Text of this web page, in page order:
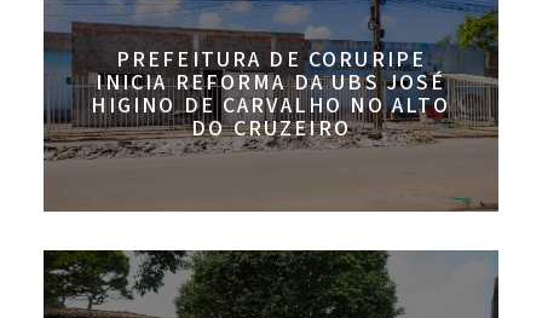
PREFEITURA DE CORURIPE
INICIA REFORMA DA UBS JOSÉ
HIGINO DE CARVALHO NO ALTO
DO CRUZEIRO